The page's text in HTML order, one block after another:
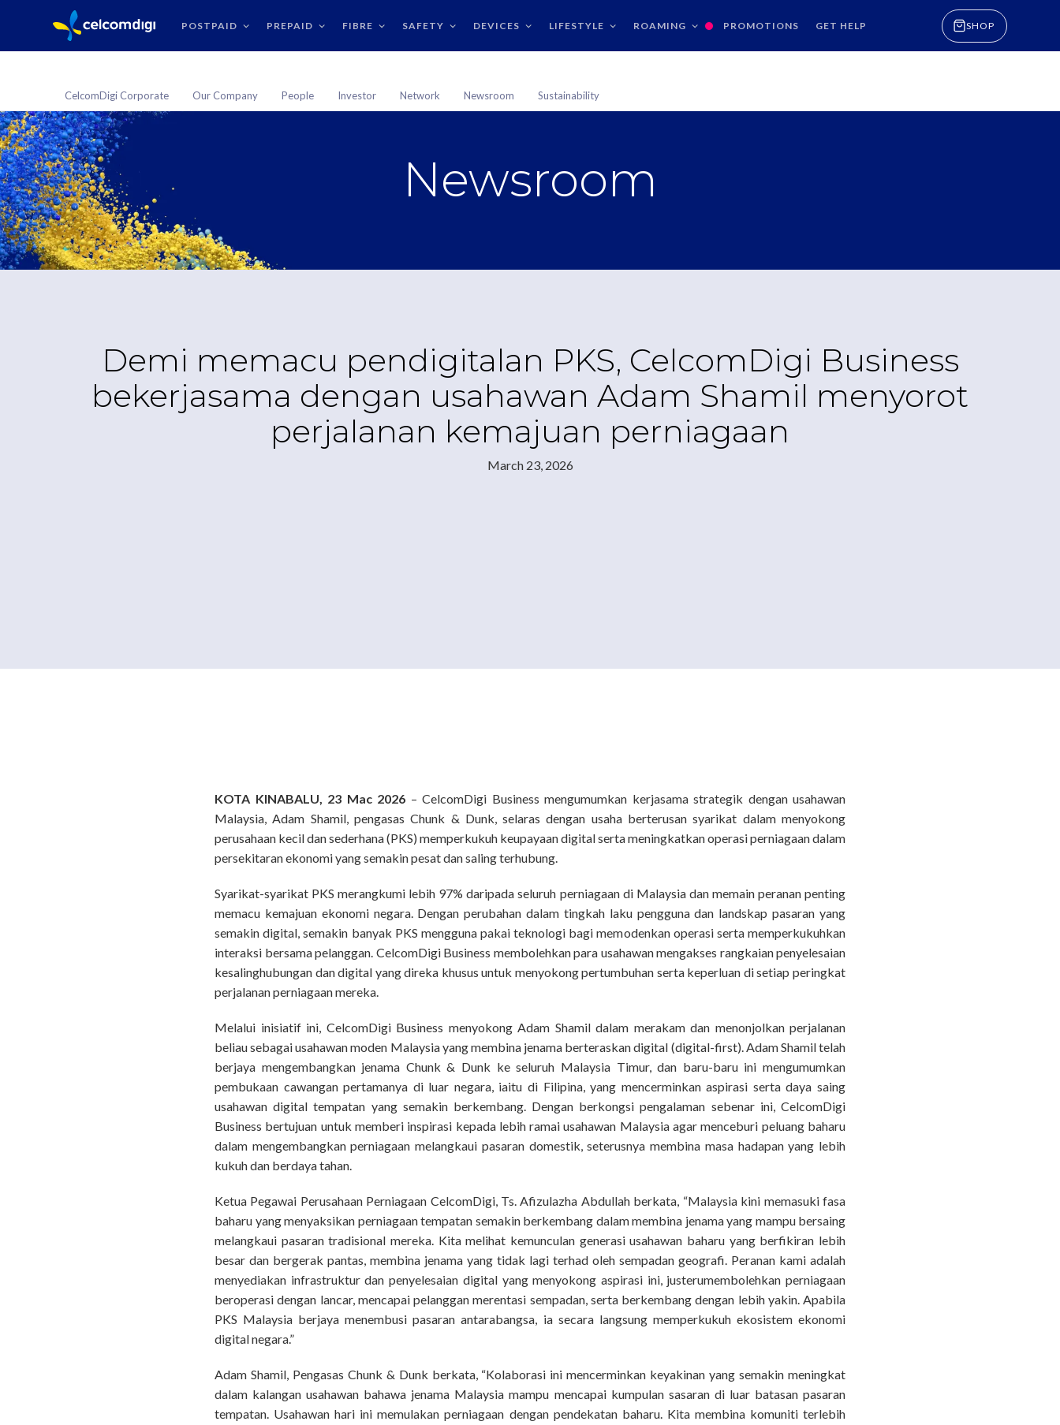
POSTPAID PREPAID FIBRE SAFETY DEVICES LIFESTYLE ROAMING PROMOTIONS GET HELP SHOP
CelcomDigi Corporate Our Company People Investor Network Newsroom Sustainability
Newsroom
Demi memacu pendigitalan PKS, CelcomDigi Business
bekerjasama dengan usahawan Adam Shamil menyorot
perjalanan kemajuan perniagaan
March 23, 2026
KOTA KINABALU, 23 Mac 2026 – CelcomDigi Business mengumumkan kerjasama strategik dengan usahawan
Malaysia, Adam Shamil, pengasas Chunk & Dunk, selaras dengan usaha berterusan syarikat dalam menyokong
perusahaan kecil dan sederhana (PKS) memperkukuh keupayaan digital serta meningkatkan operasi perniagaan dalam
persekitaran ekonomi yang semakin pesat dan saling terhubung.
Syarikat-syarikat PKS merangkumi lebih 97% daripada seluruh perniagaan di Malaysia dan memain peranan penting
memacu kemajuan ekonomi negara. Dengan perubahan dalam tingkah laku pengguna dan landskap pasaran yang
semakin digital, semakin banyak PKS mengguna pakai teknologi bagi memodenkan operasi serta memperkukuhkan
interaksi bersama pelanggan. CelcomDigi Business membolehkan para usahawan mengakses rangkaian penyelesaian
kesalinghubungan dan digital yang direka khusus untuk menyokong pertumbuhan serta keperluan di setiap peringkat
perjalanan perniagaan mereka.
Melalui inisiatif ini, CelcomDigi Business menyokong Adam Shamil dalam merakam dan menonjolkan perjalanan
beliau sebagai usahawan moden Malaysia yang membina jenama berteraskan digital (digital-first). Adam Shamil telah
berjaya mengembangkan jenama Chunk & Dunk ke seluruh Malaysia Timur, dan baru-baru ini mengumumkan
pembukaan cawangan pertamanya di luar negara, iaitu di Filipina, yang mencerminkan aspirasi serta daya saing
usahawan digital tempatan yang semakin berkembang. Dengan berkongsi pengalaman sebenar ini, CelcomDigi
Business bertujuan untuk memberi inspirasi kepada lebih ramai usahawan Malaysia agar menceburi peluang baharu
dalam mengembangkan perniagaan melangkaui pasaran domestik, seterusnya membina masa hadapan yang lebih
kukuh dan berdaya tahan.
Ketua Pegawai Perusahaan Perniagaan CelcomDigi, Ts. Afizulazha Abdullah berkata, “Malaysia kini memasuki fasa
baharu yang menyaksikan perniagaan tempatan semakin berkembang dalam membina jenama yang mampu bersaing
melangkaui pasaran tradisional mereka. Kita melihat kemunculan generasi usahawan baharu yang berfikiran lebih
besar dan bergerak pantas, membina jenama yang tidak lagi terhad oleh sempadan geografi. Peranan kami adalah
menyediakan infrastruktur dan penyelesaian digital yang menyokong aspirasi ini, justerumembolehkan perniagaan
beroperasi dengan lancar, mencapai pelanggan merentasi sempadan, serta berkembang dengan lebih yakin. Apabila
PKS Malaysia berjaya menembusi pasaran antarabangsa, ia secara langsung memperkukuh ekosistem ekonomi
digital negara.”
Adam Shamil, Pengasas Chunk & Dunk berkata, “Kolaborasi ini mencerminkan keyakinan yang semakin meningkat
dalam kalangan usahawan bahawa jenama Malaysia mampu mencapai kumpulan sasaran di luar batasan pasaran
tempatan. Usahawan hari ini memulakan perniagaan dengan pendekatan baharu. Kita membina komuniti terlebih